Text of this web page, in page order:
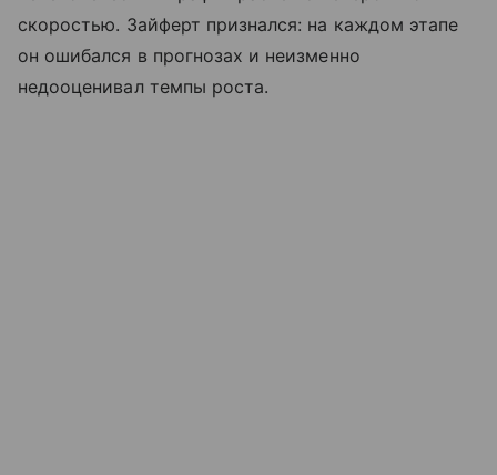
скоростью. Зайферт признался: на каждом этапе
он ошибался в прогнозах и неизменно
недооценивал темпы роста.